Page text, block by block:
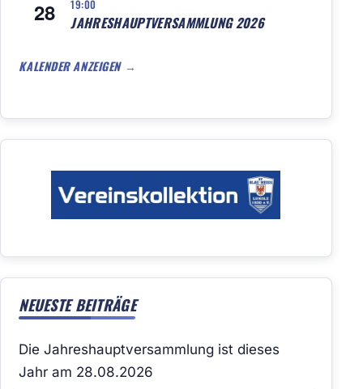
28 19:00
JAHRESHAUPTVERSAMMLUNG 2026
KALENDER ANZEIGEN
NEUESTE BEITRÄGE
Die Jahreshauptversammlung ist dieses
Jahr am 28.08.2026